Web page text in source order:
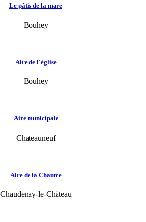
Le pâtis de la mare
Bouhey
Aire de l'église
Bouhey
Aire municipale
Chateauneuf
Aire de la Chaume
Chaudenay-le-Château